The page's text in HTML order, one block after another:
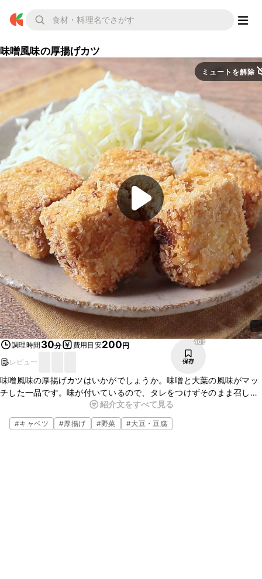
味噌風味の厚揚げカツ
ミュートを解除
調理時間 30分 費用目安200円
レビュー
409
保存
味噌風味の厚揚げカツはいかがでしょうか。味噌と大葉の風味がマッ
チした一品です。味が付いているので、タレをつけずそのまま召し上
がって頂けます。お酒のおつまみにもおすすめですよ。ぜひお試し下
さい。
紹介文をすべて見る
#キャベツ #厚揚げ #野菜 #大豆・豆腐